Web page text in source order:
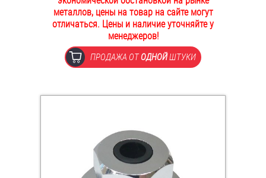
ОПЛАТА И ДОСТАВКА
Втулки
Заклепки (Гайки-Заклепки)
металлов, цены на товар на сайте могут
отличаться. Цены и наличие уточняйте у
менеджеров!
ПРОДАЖА ОТОДНОЙШТУКИ